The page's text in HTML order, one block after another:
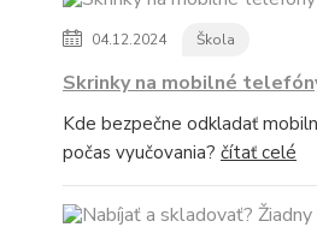
04.12.2024 Škola
Skrinky na mobilné
Kde bezpečne odkladať
počas vyučovania? čítať celé